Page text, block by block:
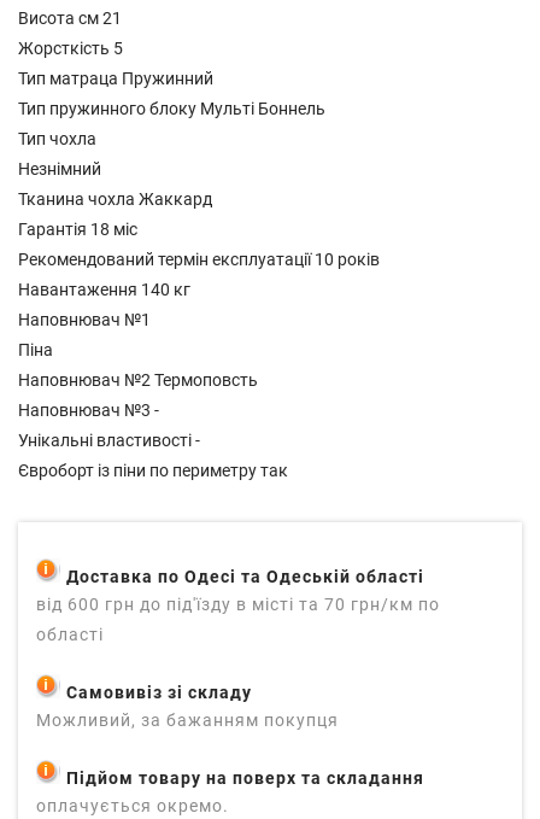
Доставка по Одесі та Одеській області
від 600 грн до під'їзду в місті та 70 грн/км по
області
Самовивіз зі складу
Можливий, за бажанням покупця
Підйом товару на поверх та складання
оплачується окремо.
Висота см 21
Жорсткість 5
Тип матраца Пружинний
Тип пружинного блоку Мульті Боннель
Тип чохла
Незнімний
Тканина чохла Жаккард
Гарантія 18 міс
Рекомендований термін експлуатації 10 років
Навантаження 140 кг
Наповнювач №1
Піна
Наповнювач №2 Термоповсть
Наповнювач №3 -
Унікальні властивості -
Євроборт із піни по периметру так